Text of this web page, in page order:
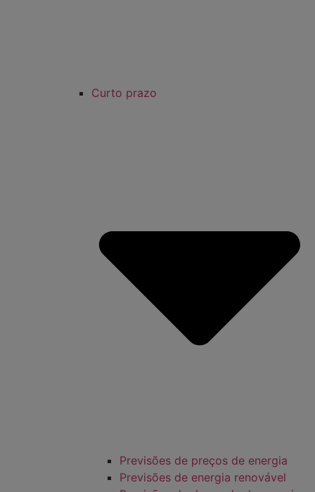
Curto prazo
Previsões de preços de energia
Previsões de energia renovável